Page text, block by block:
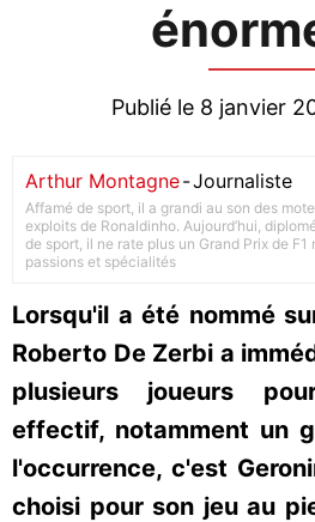
Publié le 8 janvier
Arthur Montagne-Journaliste
Affamé de sport, il a grandi au son des
exploits de Ronaldinho. Aujourd’hui,
de sport, il ne rate plus un Grand Prix de
passions et spécialités
Lorsqu'il a été nommé
Roberto De Zerbi a
plusieurs joueurs
effectif, notamment un
l'occurrence, c'est
choisi pour son jeu au